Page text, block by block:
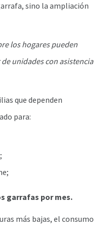
sino la ampliación
los hogares pueden
unidades con asistencia
que dependen
para:
garrafas por mes.
más bajas, el consumo